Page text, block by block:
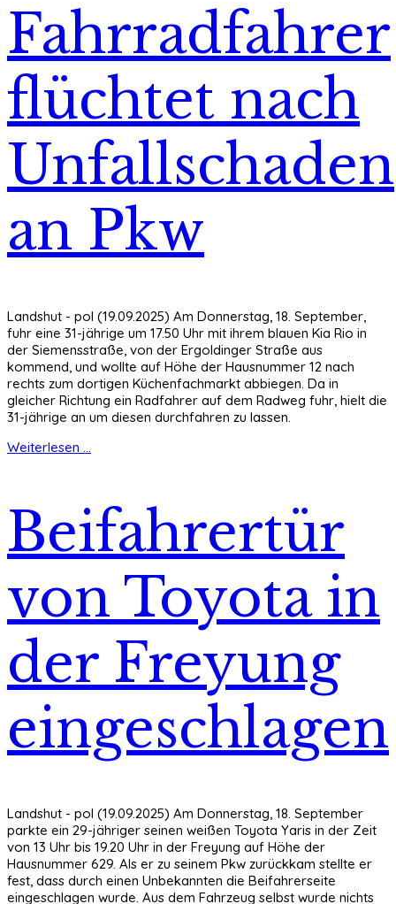
Fahrradfahrer
flüchtet nach
Unfallschaden
an Pkw
Landshut - pol (19.09.2025) Am Donnerstag, 18. September,
fuhr eine 31-jährige um 17.50 Uhr mit ihrem blauen Kia Rio in
der Siemensstraße, von der Ergoldinger Straße aus
kommend, und wollte auf Höhe der Hausnummer 12 nach
rechts zum dortigen Küchenfachmarkt abbiegen. Da in
gleicher Richtung ein Radfahrer auf dem Radweg fuhr, hielt die
31-jährige an um diesen durchfahren zu lassen.
Weiterlesen ...
Beifahrertür
von Toyota in
der Freyung
eingeschlagen
Landshut - pol (19.09.2025) Am Donnerstag, 18. September
parkte ein 29-jähriger seinen weißen Toyota Yaris in der Zeit
von 13 Uhr bis 19.20 Uhr in der Freyung auf Höhe der
Hausnummer 629. Als er zu seinem Pkw zurückkam stellte er
fest, dass durch einen Unbekannten die Beifahrerseite
eingeschlagen wurde. Aus dem Fahrzeug selbst wurde nichts